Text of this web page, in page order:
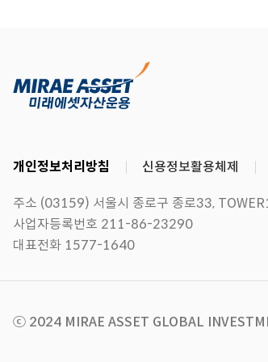
개인정보처리방침 신용정보활용체제
주소 (03159) 서울시 종로구 종로33,
사업자등록번호 211-86-23290
대표전화 1577-1640
ⓒ 2024 MIRAE ASSET GLOBAL